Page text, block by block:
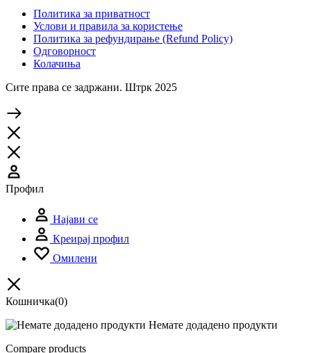
Политика за приватност
Услови и правила за користење
Политика за рефундирање (Refund Policy)
Одговорност
Колачиња
Сите права се задржани. Штрк 2025
Профил
Најави се
Креирај профил
Омилени
Кошничка(0)
Немате додадено продукти
Compare products